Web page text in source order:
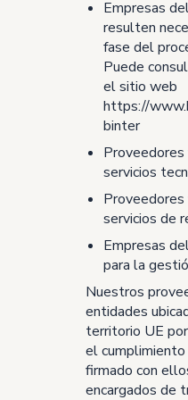
Empresas
resulten
fase del
Puede
el sitio web
https://
binter
servicios
servicios de
Empresas
para la
Nuestros
entidades
territorio UE
el
firmado con
encargados de